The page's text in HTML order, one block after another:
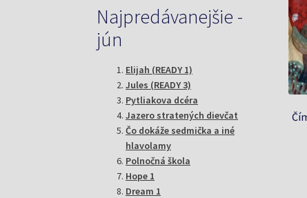
Najpredávanejšie -
jún
Elijah (READY 1)
Jules (READY 3)
Pytliakova dcéra
Jazero stratených dievčat
Čo dokáže sedmička a iné
hlavolamy
Polnočná škola
Hope 1
Dream 1